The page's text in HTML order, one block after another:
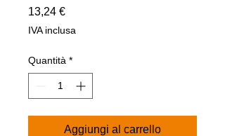
13,24 €Prezzo
IVA inclusa
Quantità *
Aggiungi al carrello